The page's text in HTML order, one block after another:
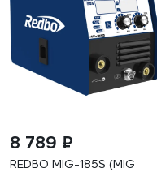
8 789 ₽
REDBO MIG-185S (MIG